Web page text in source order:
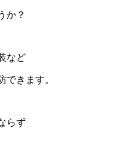
か？
など
できます。
らず